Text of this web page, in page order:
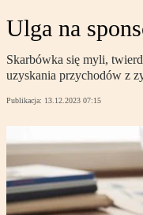
Ulga na
Skarbówka się myli,
uzyskania przychodów z
Publikacja: 13.12.2023 07:15